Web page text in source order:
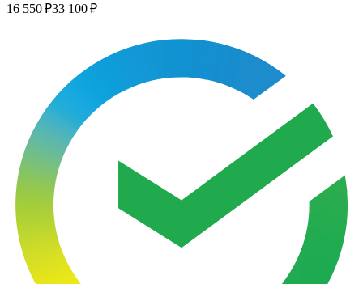
16 550 ₽33 100 ₽